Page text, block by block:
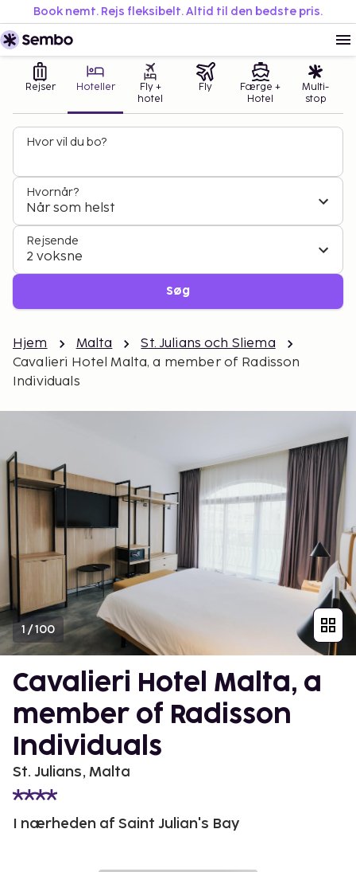
Book nemt. Rejs fleksibelt. Altid til den bedste pris.
Rejser Hoteller
Fly +
hotel
Fly
Færge +
Hotel
Multi-
stop
Hvor vil du bo?
Hvornår?
Når som helst
Rejsende
2 voksne
Søg
Hjem Malta
St. Julians och Sliema
Cavalieri Hotel Malta, a member of Radisson
Individuals
1 /100
Cavalieri Hotel Malta, a
member of Radisson
Individuals
St. Julians, Malta
I nærheden af Saint Julian's Bay